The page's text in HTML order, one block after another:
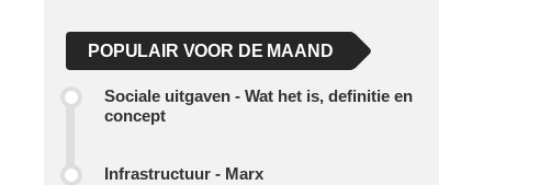
POPULAIR VOOR DE MAAND
Sociale uitgaven - Wat het is, definitie en
concept
Infrastructuur - Marx